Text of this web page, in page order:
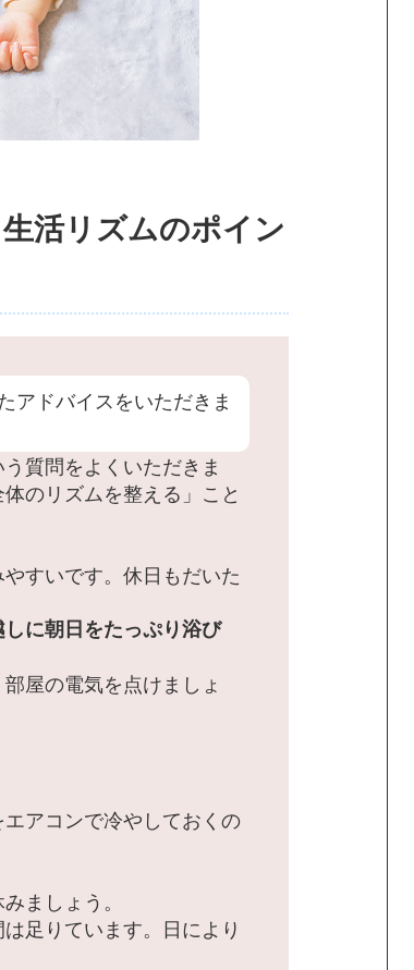
活リズムのポイン
アドバイスをいただきま
質問をよくいただきま
のリズムを整える」こと
すいです。休日もだいた
に朝日をたっぷり浴び
屋の電気を点けましょ
アコンで冷やしておくの
ましょう。
足りています。日により